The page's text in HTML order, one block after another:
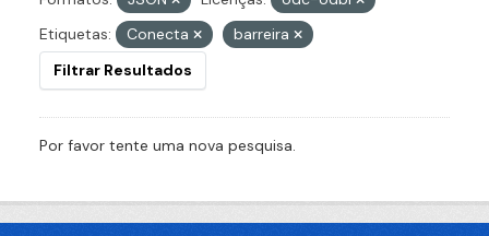
Etiquetas:
Conecta
barreira
Filtrar Resultados
Por favor tente uma nova pesquisa.